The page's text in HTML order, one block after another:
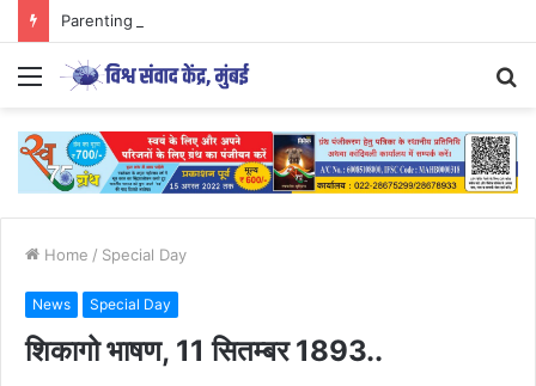
Parenting Has Its Limits….
Menu
Home / Special Day
News Special Day
शिकागो भाषण, 11 सितम्बर 1893..